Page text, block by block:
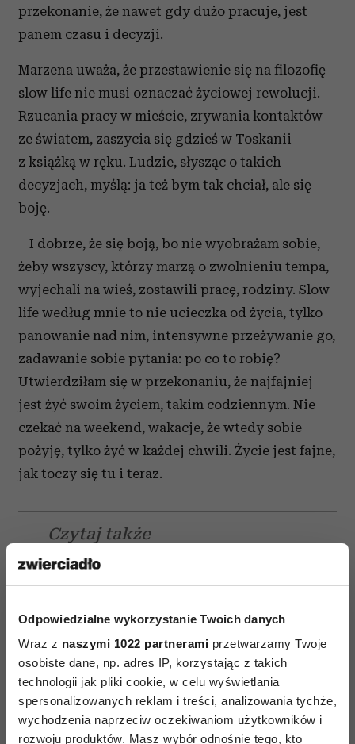
Odpowiedzialne wykorzystanie Twoich danych
Wraz z naszymi 1022 partnerami przetwarzamy Twoje
osobiste dane, np. adres IP, korzystając z takich
technologii jak pliki cookie, w celu wyświetlania
spersonalizowanych reklam i treści, analizowania tychże,
wychodzenia naprzeciw oczekiwaniom użytkowników i
rozwoju produktów. Masz wybór odnośnie tego, kto
przekonanie, że nawet gdy dużo pracuje, jest
panem czasu i decyzji.
Marzena uważa, że przestawienie się na filozofię
slow life nie musi oznaczać życiowej rewolucji.
Rzucania pracy w mieście, zrywania kontaktów
ze światem, zaszycia się gdzieś w Toskanii
z książką w ręku. Ludzie, słysząc o takich
decyzjach, myślą: ja też bym tak chciał, ale się
boję.
– I dobrze, że się boją, bo nie wyobrażam sobie,
żeby wszyscy, którzy marzą o zwolnieniu tempa,
wyjechali na wieś, zostawili pracę, rodziny. Slow
life według mnie to nie ucieczka od życia, tylko
panowanie nad nim, intensywne przeżywanie go,
zadawanie sobie pytania: po co to robię?
Utwierdziłam się w przekonaniu, że najfajniej
jest żyć swoim życiem, takim codziennym. Nie
czekać na weekend, wakacje, że wtedy sobie
pożyję, tylko żyć w każdej chwili. Życie jest fajne,
jak toczy się tu i teraz.
Czytaj także